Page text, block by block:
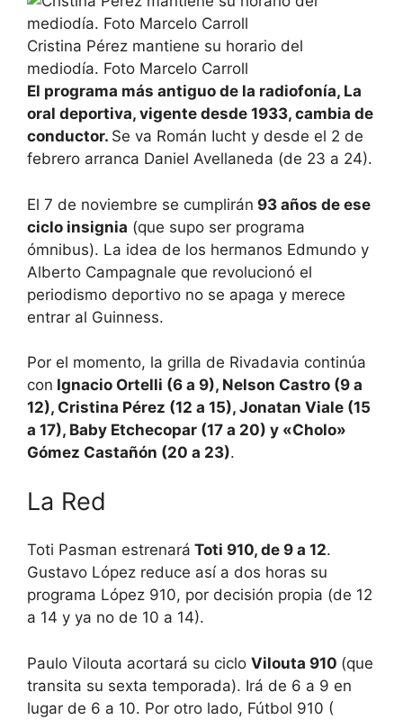
Cristina Pérez mantiene su horario del
mediodía. Foto Marcelo Carroll
El programa más antiguo de la radiofonía, La
oral deportiva, vigente desde 1933, cambia de
conductor. Se va Román Iucht y desde el 2 de
febrero arranca Daniel Avellaneda (de 23 a 24).
El 7 de noviembre se cumplirán 93 años de ese
ciclo insignia (que supo ser programa
ómnibus). La idea de los hermanos Edmundo y
Alberto Campagnale que revolucionó el
periodismo deportivo no se apaga y merece
entrar al Guinness.
Por el momento, la grilla de Rivadavia continúa
con Ignacio Ortelli (6 a 9), Nelson Castro (9 a
12), Cristina Pérez (12 a 15), Jonatan Viale (15
a 17), Baby Etchecopar (17 a 20) y «Cholo»
Gómez Castañón (20 a 23).
La Red
Toti Pasman estrenará Toti 910, de 9 a 12.
Gustavo López reduce así a dos horas su
programa López 910, por decisión propia (de 12
a 14 y ya no de 10 a 14).
Paulo Vilouta acortará su ciclo Vilouta 910 (que
transita su sexta temporada). Irá de 6 a 9 en
lugar de 6 a 10. Por otro lado, Fútbol 910 (